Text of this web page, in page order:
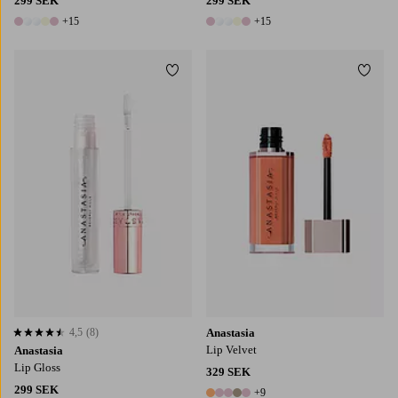
20 färger
+15
20 färger
+15
Anastasia
Lip Gloss
299 SEK
4,5 baserat på 8 st betyg
4,5 (8)
Lägg till i favoriter
Anastasia
Lip Velvet
329 SEK
+9